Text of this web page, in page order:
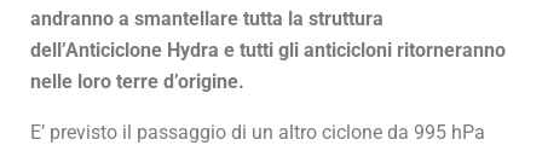
andranno a smantellare tutta la struttura
dell’Anticiclone Hydra e tutti gli anticicloni ritorneranno
nelle loro terre d’origine.
E’ previsto il passaggio di un altro ciclone da 995 hPa